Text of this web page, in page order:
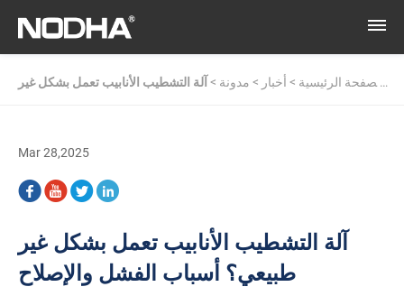
الصفحة الرئيسية > أخبار > مدونة > آلة التشطيب الأنابيب تعمل بشكل غير
Mar 28,2025
آلة التشطيب الأنابيب تعمل بشكل غير
طبيعي؟ أسباب الفشل والإصلاح